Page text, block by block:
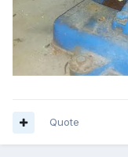
Quote